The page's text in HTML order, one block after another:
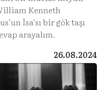
Kenneth
İsa’sı bir gök taşı
arayalım.
26.08.2024